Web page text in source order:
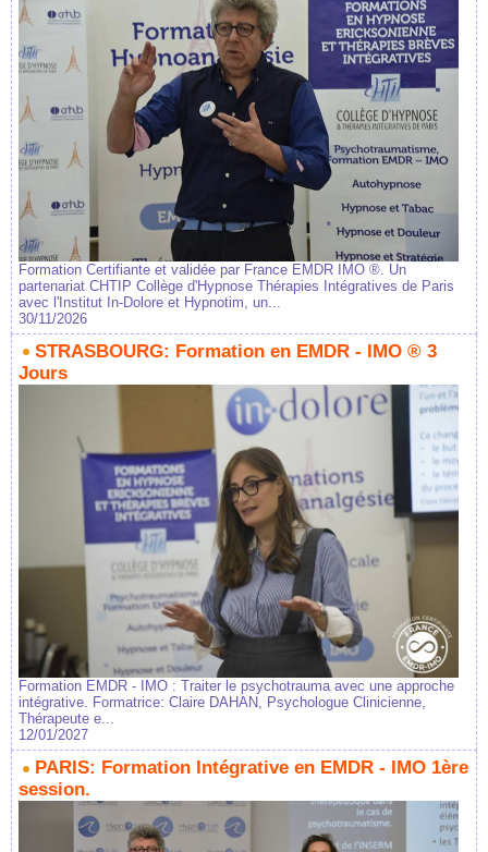
Formation Certifiante et validée par France EMDR IMO ®. Un
partenariat CHTIP Collège d'Hypnose Thérapies Intégratives de Paris
avec l'Institut In-Dolore et Hypnotim, un...
30/11/2026
STRASBOURG: Formation en EMDR - IMO ® 3
Jours
Formation EMDR - IMO : Traiter le psychotrauma avec une approche
intégrative. Formatrice: Claire DAHAN, Psychologue Clinicienne,
Thérapeute e...
12/01/2027
PARIS: Formation Intégrative en EMDR - IMO 1ère
session.